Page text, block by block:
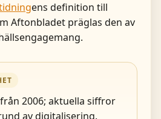
ens definition till
Aftonbladet präglas den av
2006; aktuella siffror
av digitalisering.